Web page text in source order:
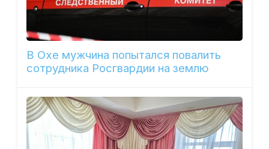
В Охе мужчина попытался повалить
сотрудника Росгвардии на землю